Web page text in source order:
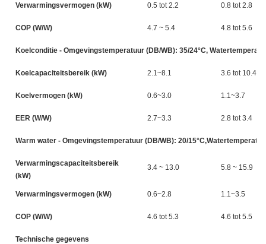
Verwarmingsvermogen (kW) 0.5 tot 2.2 0.8 tot 2.8
COP (W/W) 4.7 ~ 5.4 4.8 tot 5.6
Koelconditie - Omgevingstemperatuur (DB/WB): 35/24°C,
Koelcapaciteitsbereik (kW) 2.1~8.1 3.6 tot 10.4
Koelvermogen (kW) 0.6~3.0 1.1~3.7
EER (W/W) 2.7~3.3 2.8 tot 3.4
Warm water - Omgevingstemperatuur (DB/WB): 20/
Verwarmingscapaciteitsbereik
(kW)
3.4 ~ 13.0 5.8 ~ 15.9
Verwarmingsvermogen (kW) 0.6~2.8 1.1~3.5
COP (W/W) 4.6 tot 5.3 4.6 tot 5.5
Technische gegevens